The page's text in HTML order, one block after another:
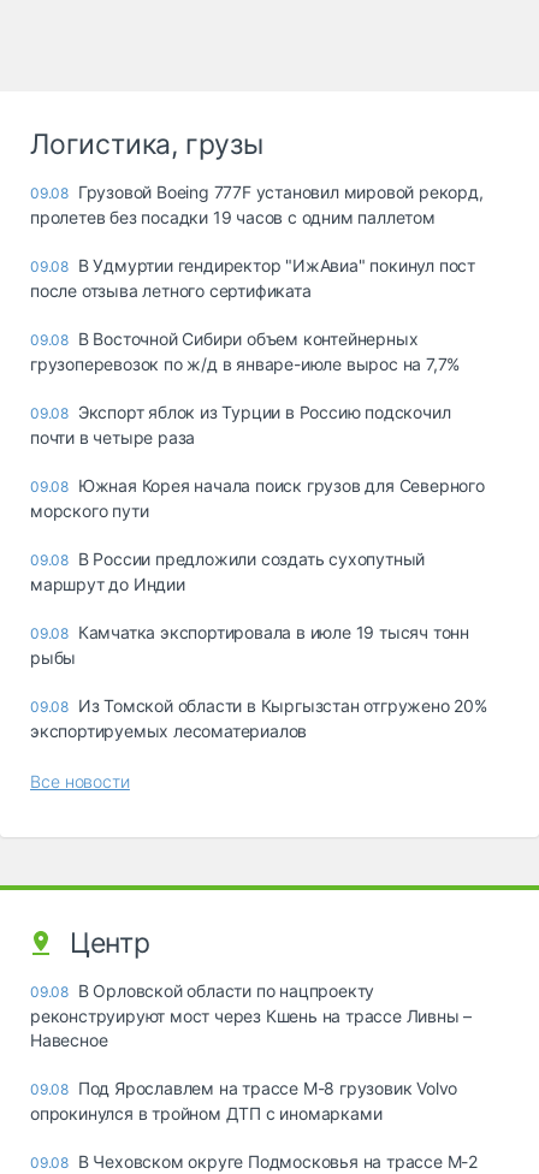
Логистика, грузы
09.08 Грузовой Boeing 777F установил мировой рекорд,
пролетев без посадки 19 часов с одним паллетом
09.08 В Удмуртии гендиректор "ИжАвиа" покинул пост
после отзыва летного сертификата
09.08 В Восточной Сибири объем контейнерных
грузоперевозок по ж/д в январе-июле вырос на 7,7%
09.08 Экспорт яблок из Турции в Россию подскочил
почти в четыре раза
09.08 Южная Корея начала поиск грузов для Северного
морского пути
09.08 В России предложили создать сухопутный
маршрут до Индии
09.08 Камчатка экспортировала в июле 19 тысяч тонн
рыбы
09.08 Из Томской области в Кыргызстан отгружено 20%
экспортируемых лесоматериалов
Все новости
Центр
09.08 В Орловской области по нацпроекту
реконструируют мост через Кшень на трассе Ливны –
Навесное
09.08 Под Ярославлем на трассе М-8 грузовик Volvo
опрокинулся в тройном ДТП с иномарками
09.08 В Чеховском округе Подмосковья на трассе М-2